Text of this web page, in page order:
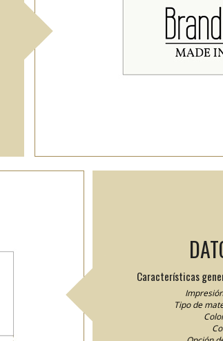
Características
Tipo de